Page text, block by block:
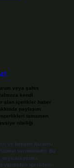
veya şahıs
kendi
alan içerikler haber
paylaşım
tamamen
niteliği
ve İletişim Kurumu
vermektedir. Bu
araştırma
yazdıkları içeriklerin